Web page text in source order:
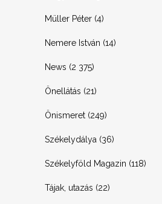
Müller Péter (4)
Nemere István (14)
News (2 375)
Önellátás (21)
Önismeret (249)
Székelydálya (36)
Székelyföld Magazin (118)
Tájak, utazás (22)